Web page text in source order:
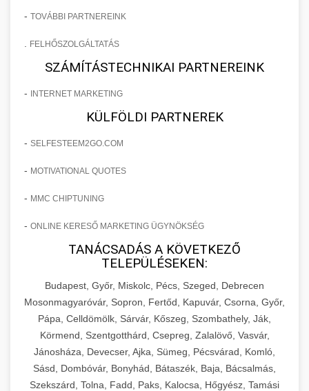
- TOVÁBBI PARTNEREINK
FELHŐSZOLGÁLTATÁS
SZÁMÍTÁSTECHNIKAI PARTNEREINK
- INTERNET MARKETING
KÜLFÖLDI PARTNEREK
- SELFESTEEM2GO.COM
- MOTIVATIONAL QUOTES
- MMC CHIPTUNING
- ONLINE KERESŐ MARKETING ÜGYNÖKSÉG
TANÁCSADÁS A KÖVETKEZŐ
TELEPÜLÉSEKEN:
Budapest, Győr, Miskolc, Pécs, Szeged, Debrecen
Mosonmagyaróvár, Sopron, Fertőd, Kapuvár, Csorna, Győr,
Pápa, Celldömölk, Sárvár, Kőszeg, Szombathely, Ják,
Körmend, Szentgotthárd, Csepreg, Zalalövő, Vasvár,
Jánosháza, Devecser, Ajka, Sümeg, Pécsvárad, Komló,
Sásd, Dombóvár, Bonyhád, Bátaszék, Baja, Bácsalmás,
Szekszárd, Tolna, Fadd, Paks, Kalocsa, Hőgyész, Tamási